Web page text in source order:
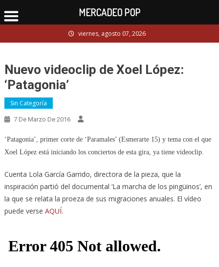
to
viernes, agosto 07, 2026
Nuevo videoclip de Xoel López:
‘Patagonia’
Sin Categoría
7 De Marzo De 2016
‘Patagonia’, primer corte de ‘Paramales’ (Esmerarte 15) y tema con el que
Xoel López está iniciando los conciertos de esta gira, ya tiene videoclip.
Cuenta Lola García Garrido, directora de la pieza, que la
inspiración partió del documental ‘La marcha de los pingüinos’, en
la que se relata la proeza de sus migraciones anuales. El vídeo
puede verse AQUÍ.
MERCADEO POP